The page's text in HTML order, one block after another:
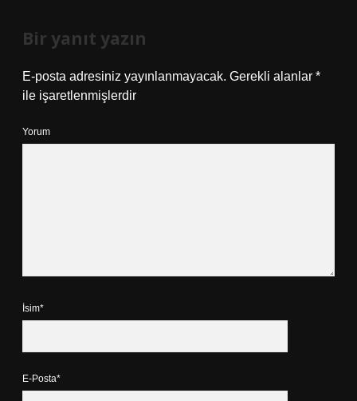
Bir yanıt yazın
E-posta adresiniz yayınlanmayacak. Gerekli alanlar *
ile işaretlenmişlerdir
Yorum
İsim*
E-Posta*